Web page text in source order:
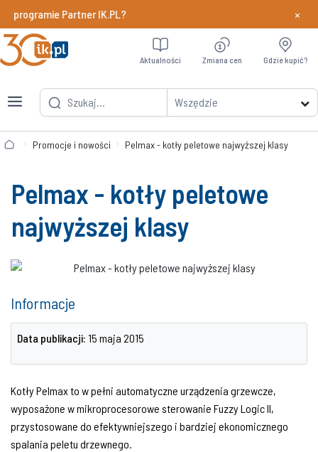
Partner IK.PL? Dowiedz
×
Wszędzie
Aktualności Zmiana cen Gdzie kupić?
Promocje i nowości Pelmax - kotły peletowe najwyższej klasy
Pelmax - kotły peletowe
najwyższej klasy
Informacje
Data publikacji: 15 maja 2015
Kotły Pelmax to w pełni automatyczne urządzenia grzewcze,
wyposażone w mikroprocesorowe sterowanie Fuzzy Logic II,
przystosowane do efektywniejszego i bardziej ekonomicznego
spalania peletu drzewnego.